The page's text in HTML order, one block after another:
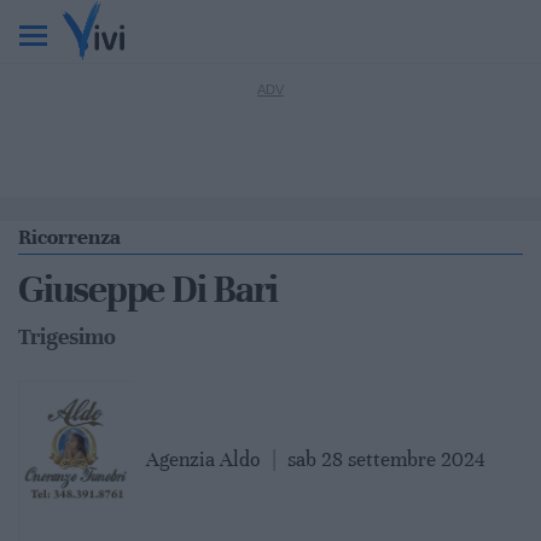
Ricorrenza
Giuseppe Di Bari
Trigesimo
Agenzia Aldo sab 28 settembre 2024